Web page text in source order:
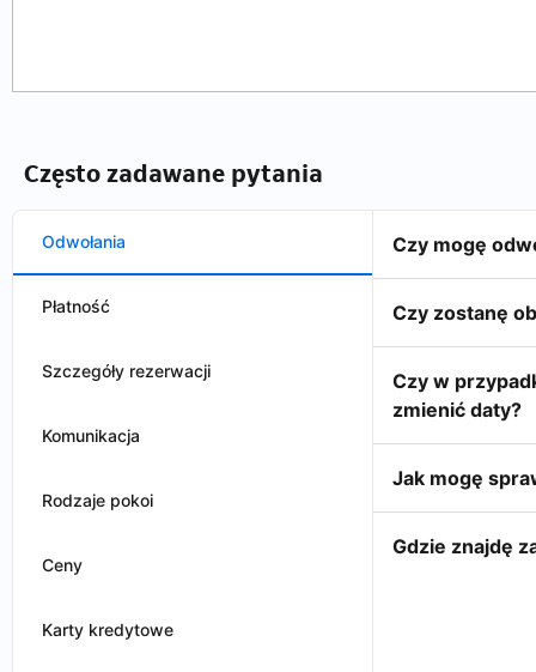
Często zadawane pytania
Odwołania
Płatność
Szczegóły rezerwacji
Komunikacja
Rodzaje pokoi
Ceny
Karty kredytowe
Czy mogę
Czy zostanę
Czy w
zmienić daty?
Jak mogę
Gdzie znajdę